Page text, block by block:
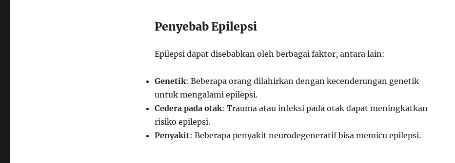
Penyebab Epilepsi
Epilepsi dapat disebabkan oleh berbagai faktor, antara lain:
Genetik: Beberapa orang dilahirkan dengan kecenderungan genetik
untuk mengalami epilepsi.
Cedera pada otak: Trauma atau infeksi pada otak dapat meningkatkan
risiko epilepsi.
Penyakit: Beberapa penyakit neurodegeneratif bisa memicu epilepsi.